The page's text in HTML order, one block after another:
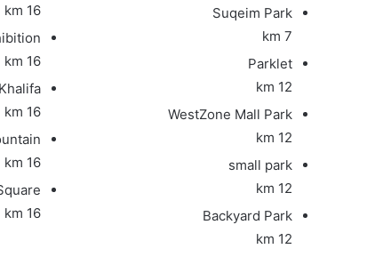
Suqeim Park
7 km
Parklet
12 km
WestZone Mall Park
12 km
small park
12 km
Backyard Park
12 km
16 km
16 km
16 km
16 km
16 km